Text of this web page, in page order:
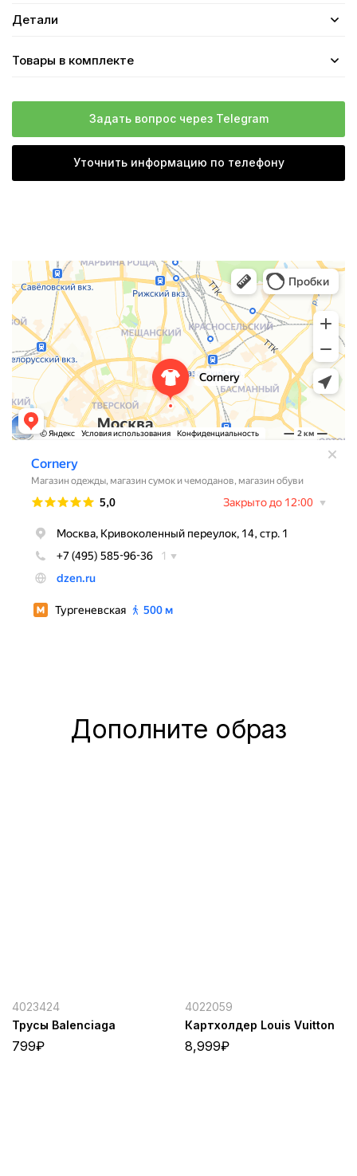
Детали
Товары в комплекте
Задать вопрос через Telegram
Уточнить информацию по телефону
Дополните образ
4023424
Трусы Balenciaga
799₽
4022059
Картхолдер Louis Vuitton
8,999₽